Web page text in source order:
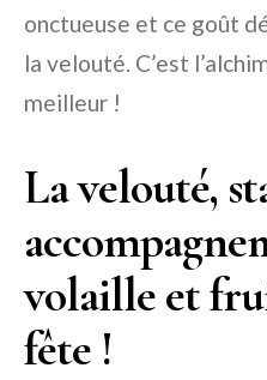
onctueuse et ce goût
la velouté. C’est
meilleur !
La velouté,
volaille et
fête !